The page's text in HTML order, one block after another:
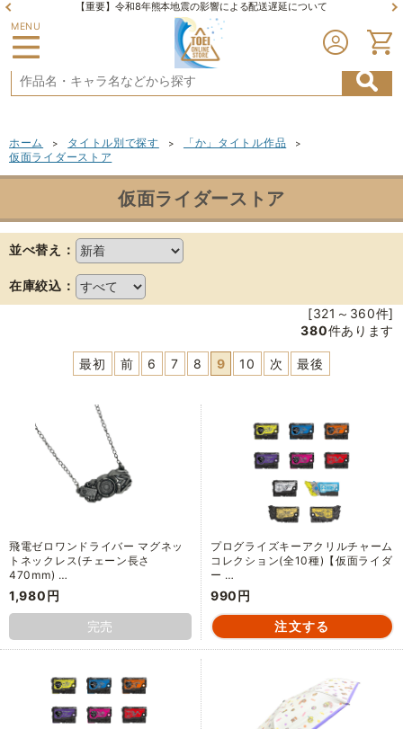
【重要】令和8年熊本地震の影響による配送遅延について
MENU
ホーム > タイトル別で探す > 「か」タイトル作品 >
仮面ライダーストア
仮面ライダーストア
並べ替え：
在庫絞込：
[321～360件]
380件あります
最初 前 6 7 8 9 10 次 最後
飛電ゼロワンドライバー マグネッ
トネックレス(チェーン長さ
470mm) …
1,980円
完売
プログライズキーアクリルチャーム
コレクション(全10種)【仮面ライダ
ー …
990円